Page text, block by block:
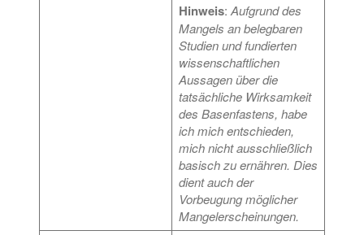
Hinweis: Aufgrund des
Mangels an belegbaren
Studien und fundierten
wissenschaftlichen
Aussagen über die
tatsächliche Wirksamkeit
des Basenfastens, habe
ich mich entschieden,
mich nicht ausschließlich
basisch zu ernähren. Dies
dient auch der
Vorbeugung möglicher
Mangelerscheinungen.